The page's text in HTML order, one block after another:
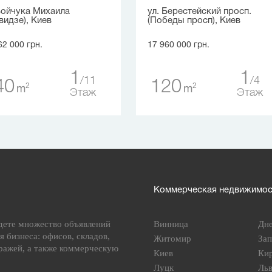
Михаила
Киев
000 грн.
m2 1
11
Этаж
ул. Берестейский просп.
(Победы просп), Киев
17 960 000 грн.
120 m2 1
4
Этаж
множество объявлений
бизнеса: офисов, складов,
а также коммерческую
Коммерческая
Винница
Житомир
Киев
Луцк